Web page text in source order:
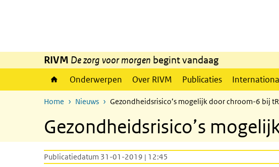
RIVM De zorg voor morgen begint vandaag
Onderwerpen Over RIVM Publicaties
Home Nieuws Gezondheidsrisico’s mogelijk door chroom-6 bij
Gezondheidsrisico’s
Publicatiedatum 31-01-2019 | 12:45